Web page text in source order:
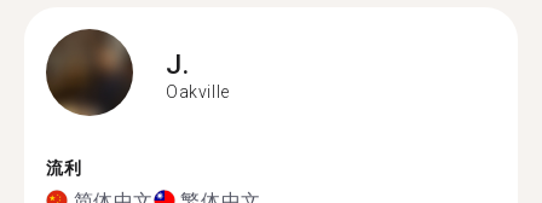
J.
Oakville
流利